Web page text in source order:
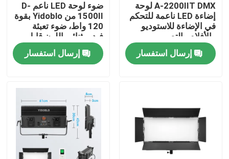
مراقبة الجودة
اتصل بنا
القضايا
أضواء استوديو فيديو LED
A-2200IIT DMX لوحة
إضاءة LED ناعمة للتحكم
في الإضاءة للاستوديو
والأفلام والتصوير
الفوتوغرافي مع 12 تأثيرًا
إرسال استفسار
ضوء لوحة LED ناعم D-
1500II من Yidoblo بقوة
120 واط، ضوء تعبئة
فيديو ثنائي اللون قابل
للتعتيم بقوة 120 واط
إرسال استفسار